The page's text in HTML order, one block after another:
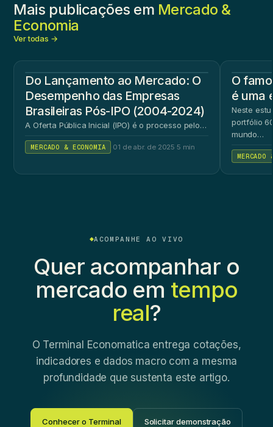
Mais publicações em Mercado &
Economia
Ver todas →
Do Lançamento ao Mercado: O
Desempenho das Empresas
Brasileiras Pós-IPO (2004-2024)
A Oferta Pública Inicial (IPO) é o processo pelo…
MERCADO & ECONOMIA 01 de abr. de 2025 5 min
O
é uma
Neste
portfólio
mundo…
MERCADO
ACOMPANHE AO VIVO
Quer acompanhar o
mercado em tempo
real?
O Terminal Economatica entrega cotações,
indicadores e dados macro com a mesma
profundidade que sustenta este artigo.
Conhecer o Terminal Solicitar demonstração